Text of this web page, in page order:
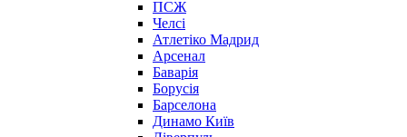
ПСЖ
Челсі
Атлетіко Мадрид
Арсенал
Баварія
Борусія
Барселона
Динамо Київ